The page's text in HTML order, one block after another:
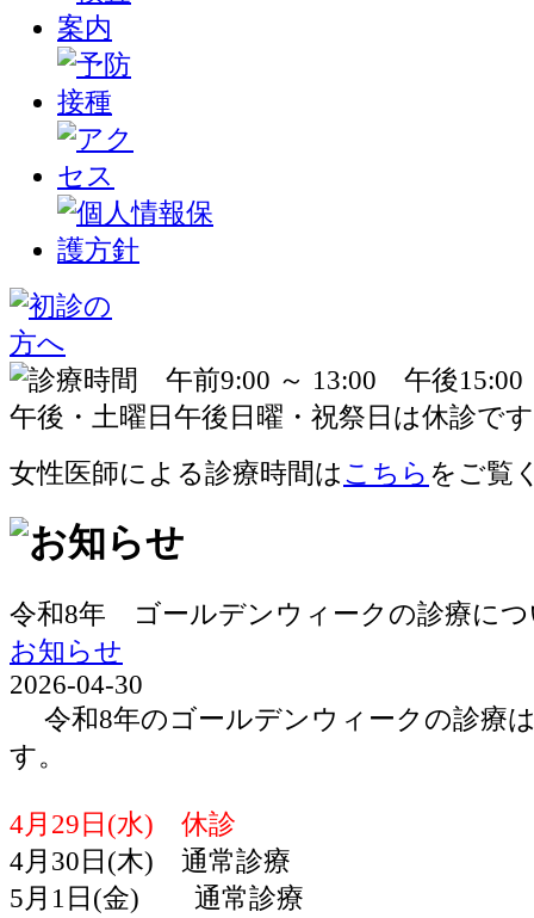
女性医師による診療時間は こちら をご覧
令和8年 ゴールデンウィークの診療に
お知らせ
2026-04-30
令和8年のゴールデンウィークの診療
す。
4月29日(水) 休診
4月30日(木) 通常診療
5月1日(金) 通常診療